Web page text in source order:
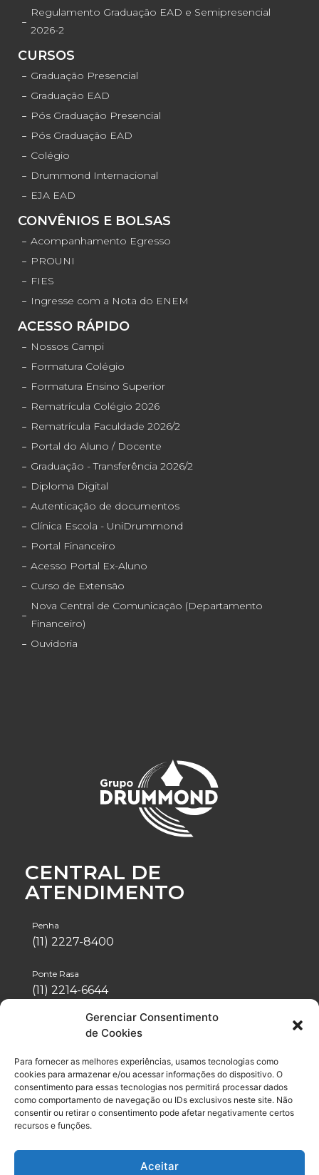
Gerenciar Consentimento
de Cookies
Para fornecer as melhores experiências, usamos tecnologias como
cookies para armazenar e/ou acessar informações do dispositivo. O
consentimento para essas tecnologias nos permitirá processar dados
como comportamento de navegação ou IDs exclusivos neste site. Não
consentir ou retirar o consentimento pode afetar negativamente certos
recursos e funções.
Aceitar
Regulamento Graduação EAD e Semipresencial
2026-2
CURSOS
Graduação Presencial
Graduação EAD
Pós Graduação Presencial
Pós Graduação EAD
Colégio
Drummond Internacional
EJA EAD
CONVÊNIOS E BOLSAS
Acompanhamento Egresso
PROUNI
FIES
Ingresse com a Nota do ENEM
ACESSO RÁPIDO
Nossos Campi
Formatura Colégio
Formatura Ensino Superior
Rematrícula Colégio 2026
Rematrícula Faculdade 2026/2
Portal do Aluno / Docente
Graduação - Transferência 2026/2
Diploma Digital
Autenticação de documentos
Clínica Escola - UniDrummond
Portal Financeiro
Acesso Portal Ex-Aluno
Curso de Extensão
Nova Central de Comunicação (Departamento
Financeiro)
Ouvidoria
CENTRAL DE
ATENDIMENTO
Penha
(11) 2227-8400
Ponte Rasa
(11) 2214-6644
(11) 2942-1488
Vila Formosa
(11) 2076-4600
Neo Química Arena
(11) 2056-6100